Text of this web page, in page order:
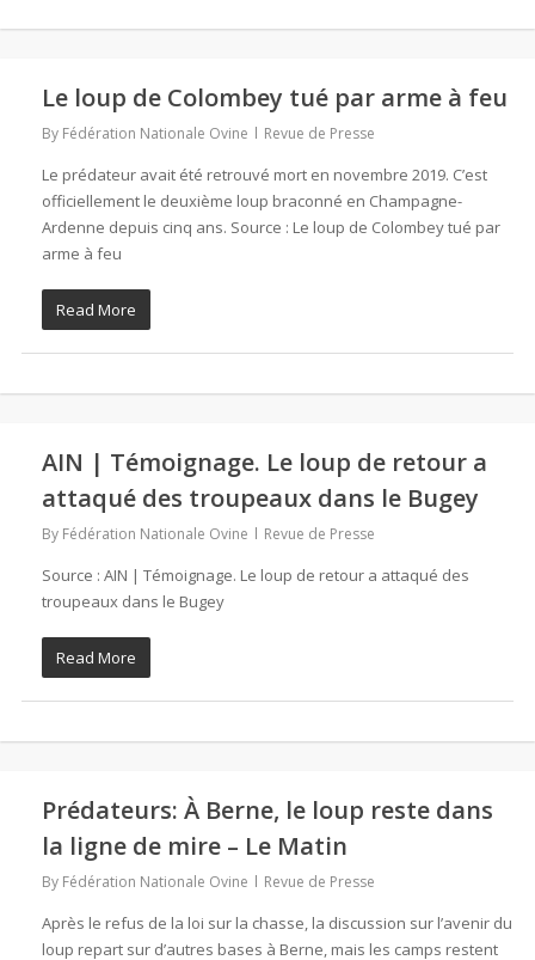
Le loup de Colombey tué par arme à feu
By Fédération Nationale Ovine Revue de Presse
Le prédateur avait été retrouvé mort en novembre 2019. C’est
officiellement le deuxième loup braconné en Champagne-
Ardenne depuis cinq ans. Source : Le loup de Colombey tué par
arme à feu
Read More
AIN | Témoignage. Le loup de retour a
attaqué des troupeaux dans le Bugey
By Fédération Nationale Ovine Revue de Presse
Source : AIN | Témoignage. Le loup de retour a attaqué des
troupeaux dans le Bugey
Read More
Prédateurs: À Berne, le loup reste dans
la ligne de mire – Le Matin
By Fédération Nationale Ovine Revue de Presse
Après le refus de la loi sur la chasse, la discussion sur l’avenir du
loup repart sur d’autres bases à Berne, mais les camps restent